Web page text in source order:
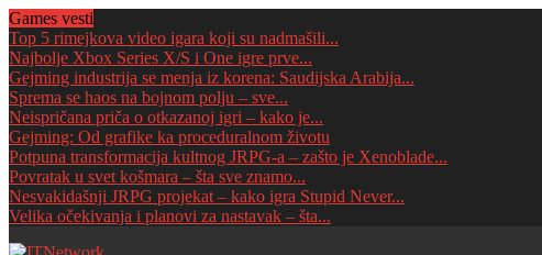
Games vesti
Top 5 rimejkova video igara koji su nadmašili...
Najbolje Xbox Series X/S i One igre prve...
Gejming industrija se menja iz korena: Saudijska Arabija...
Sprema se haos na bojnom polju – sve...
Neispričana priča o otkazanoj igri – kako je...
Gejming: Od grafike ka proceduralnom životu
Potpuna transformacija kultnog JRPG-a – zašto je Xenoblade...
Povratak u svet košmara – šta sve znamo...
Nesvakidašnji JRPG projekat – kako igra Stupid Never...
Velika očekivanja i planovi za nastavak – šta...